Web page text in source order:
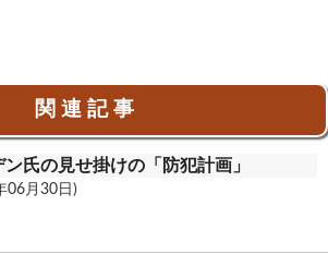
関 連 記 事
ン氏の見せ掛けの「防犯計画」
06月30日)